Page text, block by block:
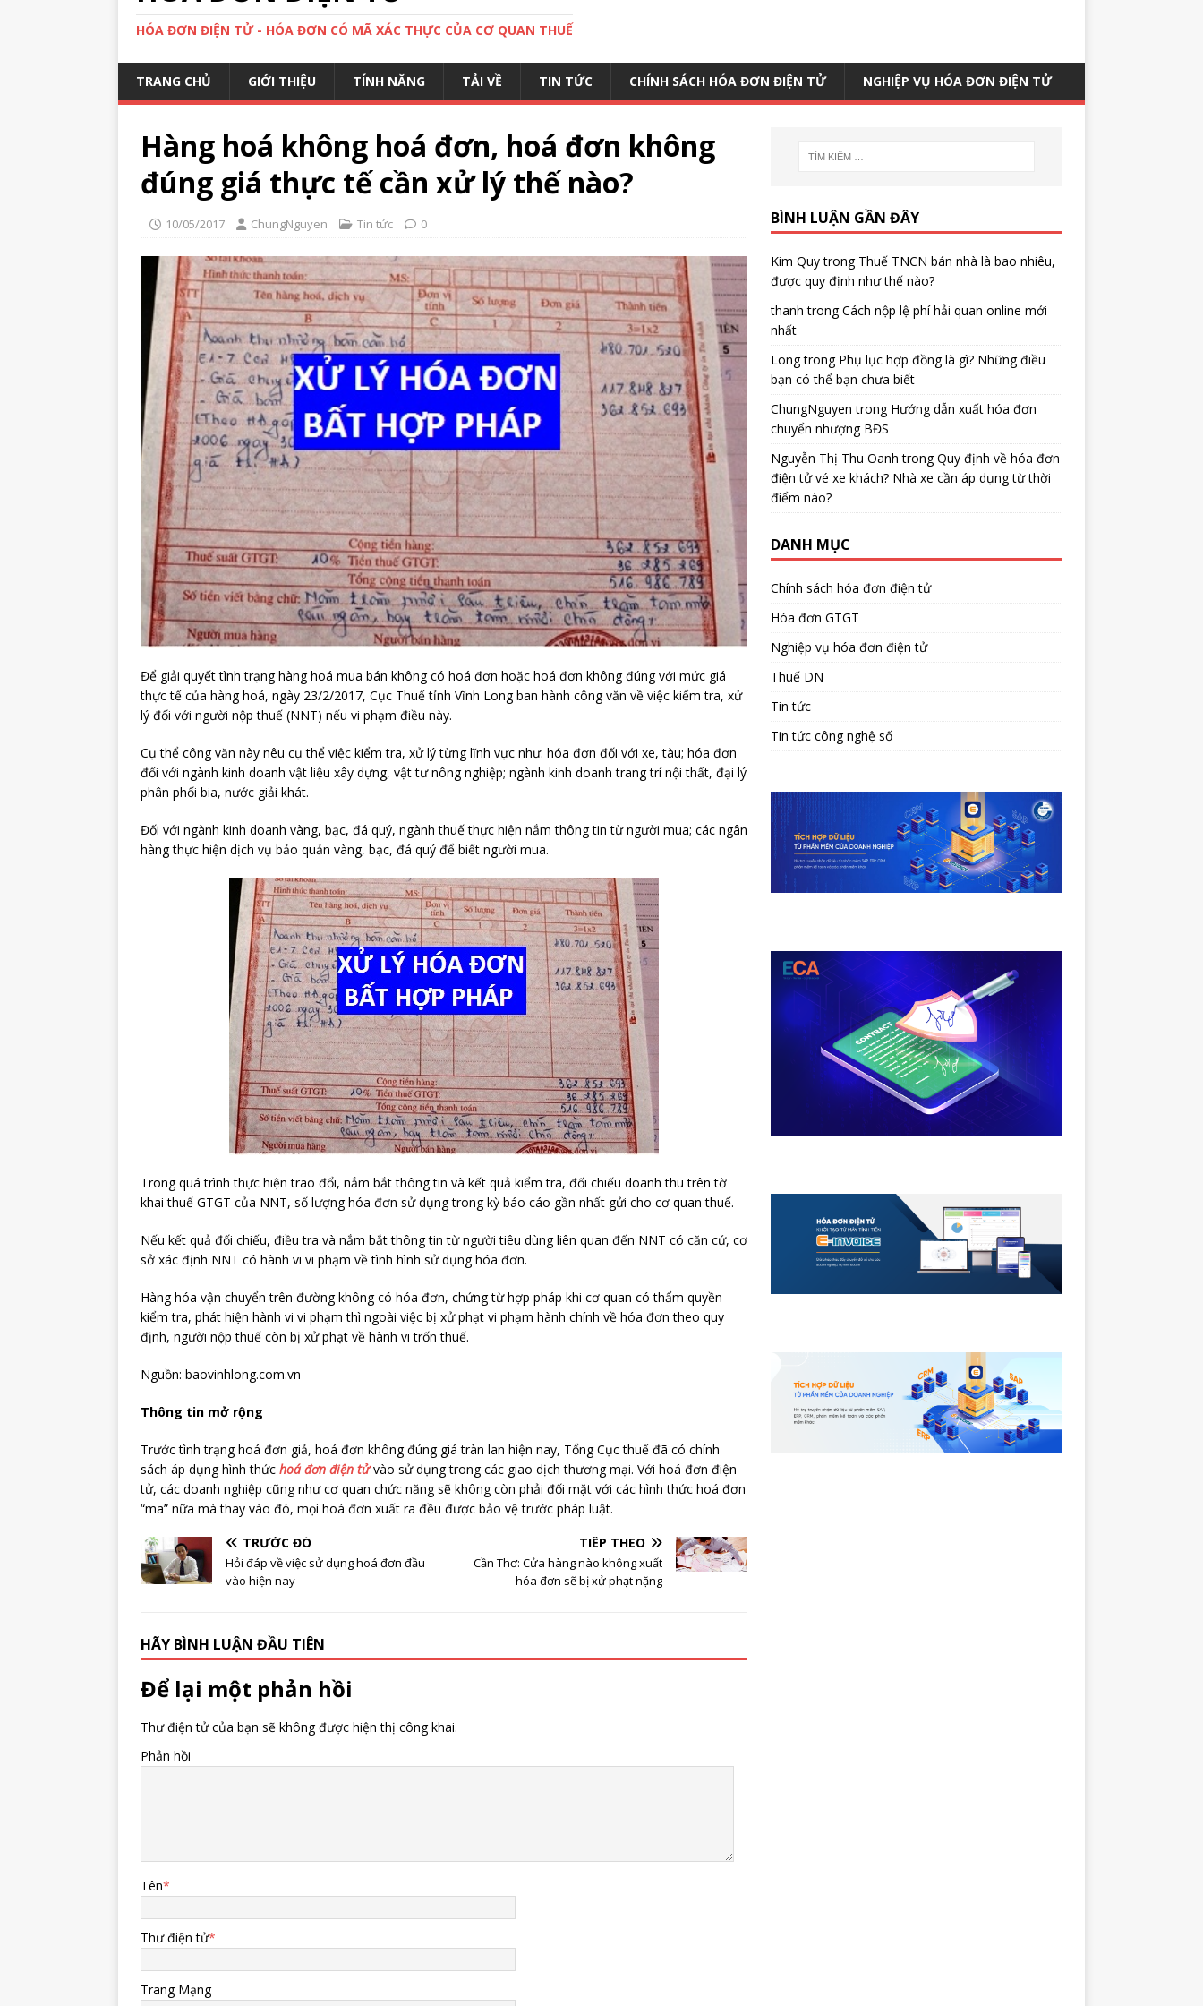
HÓA ĐƠN ĐIỆN TỬ - HÓA ĐƠN CÓ MÃ XÁC THỰC CỦA CƠ QUAN THUẾ
TRANG CHỦ GIỚI THIỆU TÍNH NĂNG TẢI VỀ TIN TỨC CHÍNH SÁCH HÓA ĐƠN ĐIỆN TỬ NGHIỆP VỤ HÓA ĐƠN ĐIỆN TỬ
Hàng hoá không hoá đơn, hoá đơn không
đúng giá thực tế cần xử lý thế nào?
10/05/2017 ChungNguyen Tin tức 0
Để giải quyết tình trạng hàng hoá mua bán không có hoá đơn hoặc hoá đơn không đúng với mức giá
thực tế của hàng hoá, ngày 23/2/2017, Cục Thuế tỉnh Vĩnh Long ban hành công văn về việc kiểm tra, xử
lý đối với người nộp thuế (NNT) nếu vi phạm điều này.
Cụ thể công văn này nêu cụ thể việc kiểm tra, xử lý từng lĩnh vực như: hóa đơn đối với xe, tàu; hóa đơn
đối với ngành kinh doanh vật liệu xây dựng, vật tư nông nghiệp; ngành kinh doanh trang trí nội thất, đại lý
phân phối bia, nước giải khát.
Đối với ngành kinh doanh vàng, bạc, đá quý, ngành thuế thực hiện nắm thông tin từ người mua; các ngân
hàng thực hiện dịch vụ bảo quản vàng, bạc, đá quý để biết người mua.
Trong quá trình thực hiện trao đổi, nắm bắt thông tin và kết quả kiểm tra, đối chiếu doanh thu trên tờ
khai thuế GTGT của NNT, số lượng hóa đơn sử dụng trong kỳ báo cáo gần nhất gửi cho cơ quan thuế.
Nếu kết quả đối chiếu, điều tra và nắm bắt thông tin từ người tiêu dùng liên quan đến NNT có căn cứ, cơ
sở xác định NNT có hành vi vi phạm về tình hình sử dụng hóa đơn.
Hàng hóa vận chuyển trên đường không có hóa đơn, chứng từ hợp pháp khi cơ quan có thẩm quyền
kiểm tra, phát hiện hành vi vi phạm thì ngoài việc bị xử phạt vi phạm hành chính về hóa đơn theo quy
định, người nộp thuế còn bị xử phạt về hành vi trốn thuế.
Nguồn: baovinhlong.com.vn
Thông tin mở rộng
Trước tình trạng hoá đơn giả, hoá đơn không đúng giá tràn lan hiện nay, Tổng Cục thuế đã có chính
sách áp dụng hình thức hoá đơn điện tửvào sử dụng trong các giao dịch thương mại. Với hoá đơn điện
tử, các doanh nghiệp cũng như cơ quan chức năng sẽ không còn phải đối mặt với các hình thức hoá đơn
“ma” nữa mà thay vào đó, mọi hoá đơn xuất ra đều được bảo vệ trước pháp luật.
TRƯỚC ĐÓ
Hỏi đáp về việc sử dụng hoá đơn đầu
vào hiện nay
TIẾP THEO
Cần Thơ: Cửa hàng nào không xuất
hóa đơn sẽ bị xử phạt nặng
HÃY BÌNH LUẬN ĐẦU TIÊN
Để lại một phản hồi
Thư điện tử của bạn sẽ không được hiện thị công khai.
Phản hồi
Tên*
Thư điện tử*
Trang Mạng
BÌNH LUẬN GẦN ĐÂY
Kim Quytrong Thuế TNCN bán nhà là bao nhiêu,
được quy định như thế nào?
thanh trongCách nộp lệ phí hải quan online mới
nhất
Longtrong Phụ lục hợp đồng là gì? Những điều
bạn có thể bạn chưa biết
ChungNguyen trong Hướng dẫn xuất hóa đơn
chuyển nhượng BĐS
Nguyễn Thị Thu Oanh trongQuy định về hóa đơn
điện tử vé xe khách? Nhà xe cần áp dụng từ thời
điểm nào?
DANH MỤC
Chính sách hóa đơn điện tử
Hóa đơn GTGT
Nghiệp vụ hóa đơn điện tử
Thuế DN
Tin tức
Tin tức công nghệ số